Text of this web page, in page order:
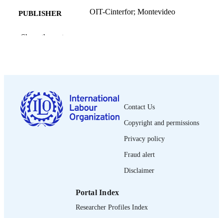
PUBLISHER OIT-Cinterfor; Montevideo
DATE
PAGES
LANGUAGE Spanish
995270592302676
Show the rest
Contact Us
Copyright and permissions
Privacy policy
Fraud alert
Disclaimer
Portal Index
Researcher Profiles Index